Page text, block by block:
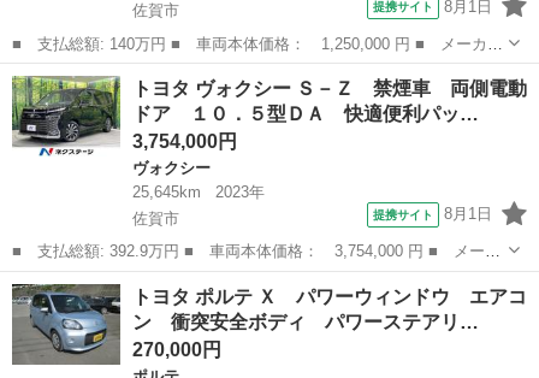
佐賀市
提携サイト 8月1日
■ 支払総額: 140万円 ■ 車両本体価格： 1,250,000 円 ■ メーカー
名： トヨタ ■ 車種名： クラウンハイブリッド ■ グレード
名： アスリートＳ ＥＴＣ クリアランスソナー オートクルーズ
コントロール ...
佐賀 佐賀市 クラウン
トヨタ ヴォクシー Ｓ－Ｚ 禁煙車 両側電動
ドア １０．５型ＤＡ 快適便利パッ…
3,754,000円
ヴォクシー
25,645km
2023年
佐賀市
提携サイト 8月1日
■ 支払総額: 392.9万円 ■ 車両本体価格： 3,754,000 円 ■ メーカ
ー名： トヨタ ■ 車種名： ヴォクシー ■ グレード名： Ｓ－
Ｚ 禁煙車 両側電動ドア １０．５型ＤＡ 快適便利パッケージ
フルセグＴ...
佐賀 佐賀市 ヴォクシー
トヨタ ポルテ Ｘ パワーウィンドウ エアコ
ン 衝突安全ボディ パワーステアリ…
270,000円